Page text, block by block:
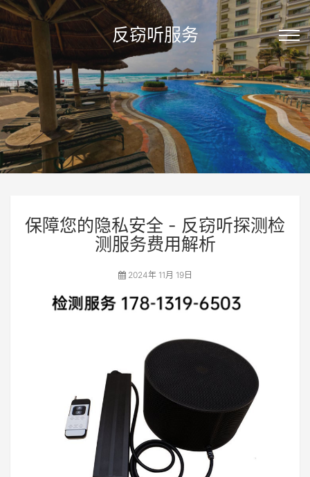
反窃听服务
保障您的隐私安全 - 反窃听探测检
测服务费用解析
2024年 11月 19日